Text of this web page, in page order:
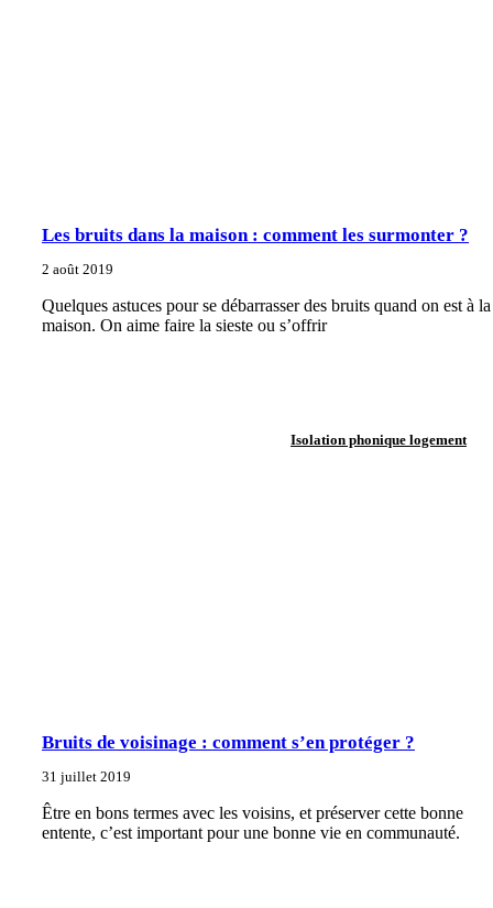
Les bruits dans la maison : comment les surmonter ?
2 août 2019
Quelques astuces pour se débarrasser des bruits quand on est à la
maison. On aime faire la sieste ou s’offrir
Isolation phonique logement
Bruits de voisinage : comment s’en protéger ?
31 juillet 2019
Être en bons termes avec les voisins, et préserver cette bonne
entente, c’est important pour une bonne vie en communauté.